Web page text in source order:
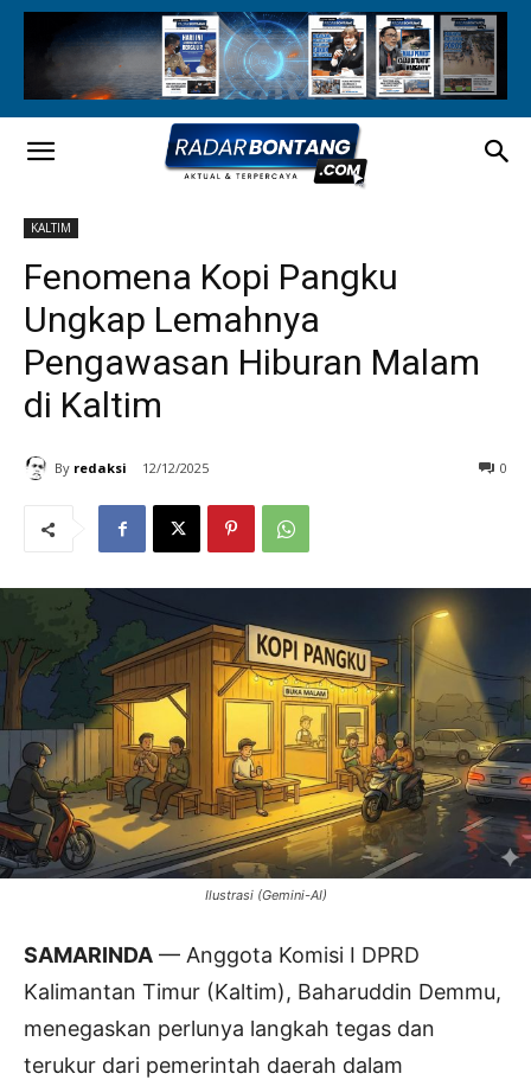
KALTIM
Fenomena Kopi Pangku
Ungkap Lemahnya
Pengawasan Hiburan Malam
di Kaltim
By redaksi 12/12/2025 0
Ilustrasi (Gemini-AI)
SAMARINDA — Anggota Komisi I DPRD
Kalimantan Timur (Kaltim), Baharuddin Demmu,
menegaskan perlunya langkah tegas dan
terukur dari pemerintah daerah dalam